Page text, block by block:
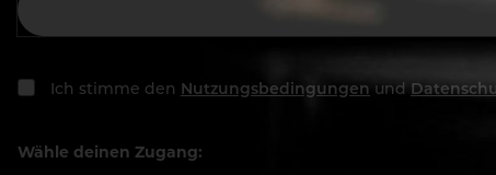
Ich stimme den Nutzungsbedingungen und
Wähle deinen Zugang: